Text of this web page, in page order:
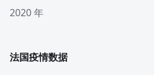
2020 年
法国疫情数据